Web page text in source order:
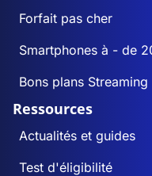
Forfait pas cher
Smartphones à - de
Bons plans Streaming
Ressources
Actualités et guides
Test d'éligibilité